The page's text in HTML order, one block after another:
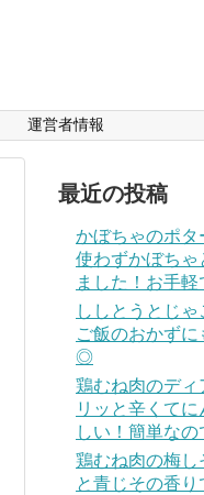
運営者情報
最近の投稿
かぼちゃのポタ
使わずかぼちゃ
ました！お手
ししとうとじ
ご飯のおかず
◎
鶏むね肉のデ
リッと辛くて
しい！簡単な
鶏むね肉の梅し
と青じその香